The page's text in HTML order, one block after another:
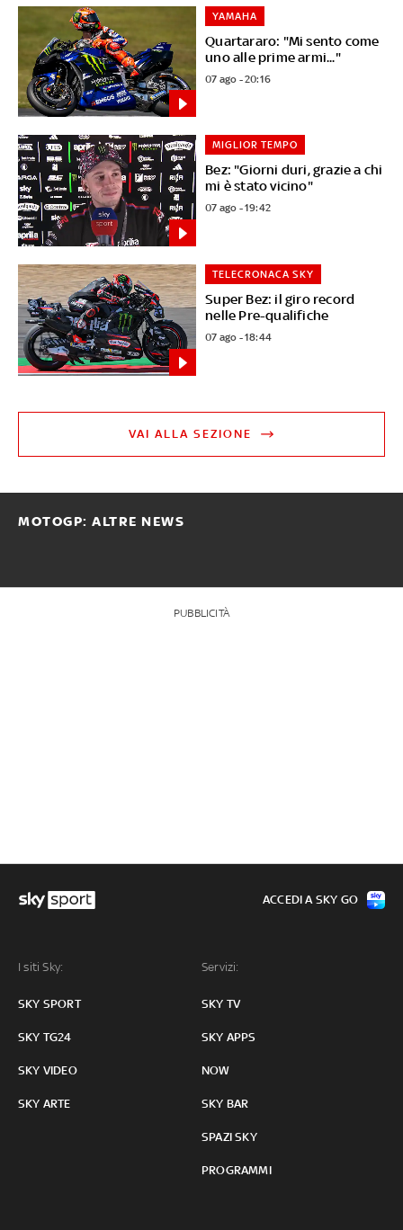
Quartararo: "Mi sento come
uno alle prime armi..."
YAMAHA
07 ago - 20:16
Bez: "Giorni duri, grazie a chi
mi è stato vicino"
MIGLIOR TEMPO
07 ago - 19:42
Super Bez: il giro record
nelle Pre-qualifiche
TELECRONACA SKY
07 ago - 18:44
VAI ALLA SEZIONE
MOTOGP: ALTRE NEWS
PUBBLICITÀ
I siti Sky:
SKY SPORT
SKY TG24
SKY VIDEO
SKY ARTE
Servizi:
SKY TV
SKY APPS
NOW
SKY BAR
SPAZI SKY
PROGRAMMI
ACCEDI A SKY GO